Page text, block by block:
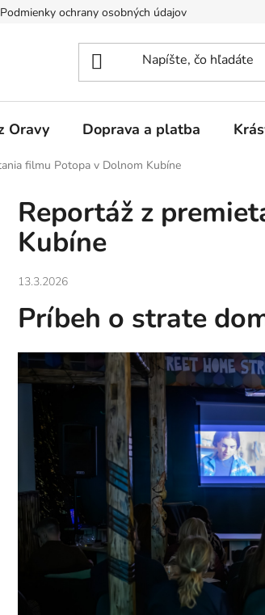
Podmienky ochrany osobných údajov
Oravy Doprava a platba
filmu Potopa v Dolnom Kubíne
Reportáž z
Kubíne
13.3.2026
Príbeh o strate